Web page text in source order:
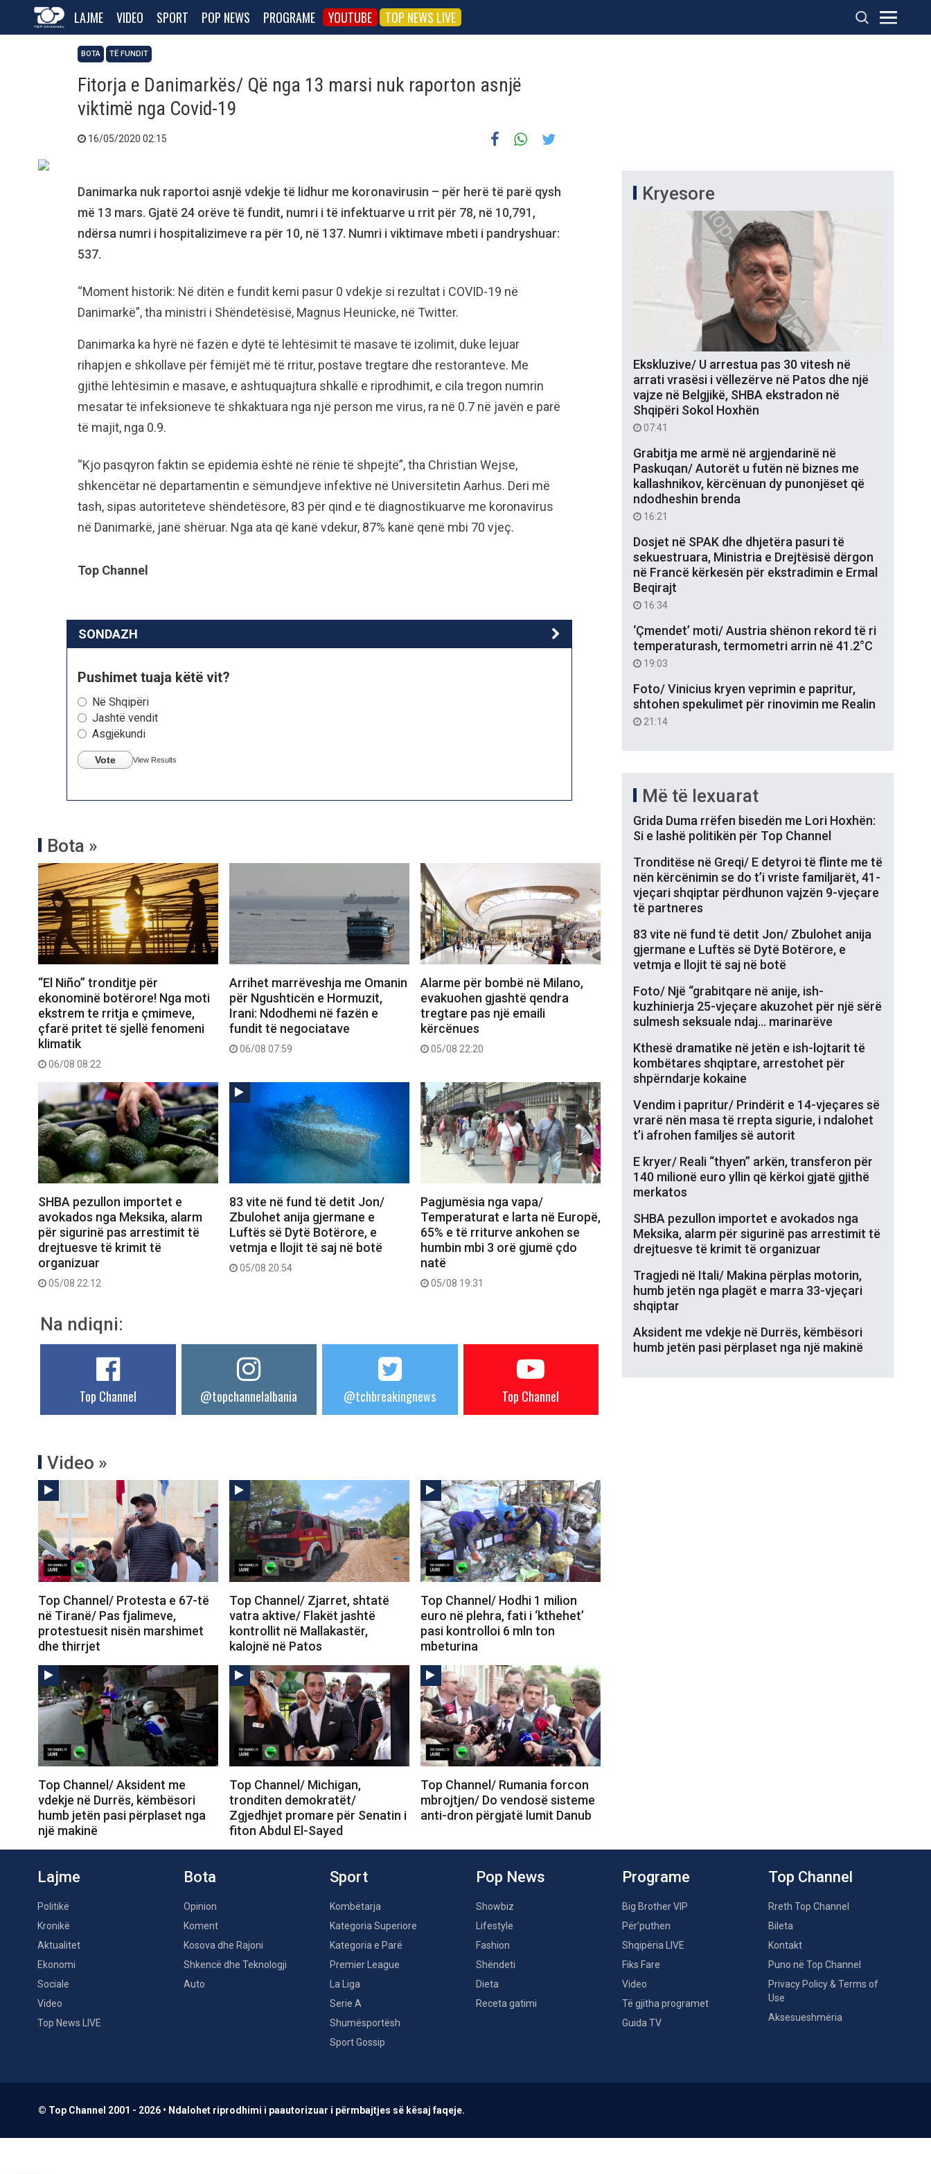
LAJME VIDEO SPORT POP NEWS PROGRAME YOUTUBE TOP NEWS LIVE
BOTA TË FUNDIT
Fitorja e Danimarkës/ Që nga 13 marsi nuk raporton asnjë
viktimë nga Covid-19
16/05/2020 02:15
Danimarka nuk raportoi asnjë vdekje të lidhur me koronavirusin – për herë të parë qysh
më 13 mars. Gjatë 24 orëve të fundit, numri i të infektuarve u rrit për 78, në 10,791,
ndërsa numri i hospitalizimeve ra për 10, në 137. Numri i viktimave mbeti i pandryshuar:
537.
“Moment historik: Në ditën e fundit kemi pasur 0 vdekje si rezultat i COVID-19 në
Danimarkë”, tha ministri i Shëndetësisë, Magnus Heunicke, në Twitter.
Danimarka ka hyrë në fazën e dytë të lehtësimit të masave të izolimit, duke lejuar
rihapjen e shkollave për fëmijët më të rritur, postave tregtare dhe restoranteve. Me
gjithë lehtësimin e masave, e ashtuquajtura shkallë e riprodhimit, e cila tregon numrin
mesatar të infeksioneve të shkaktuara nga një person me virus, ra në 0.7 në javën e parë
të majit, nga 0.9.
“Kjo pasqyron faktin se epidemia është në rënie të shpejtë”, tha Christian Wejse,
shkencëtar në departamentin e sëmundjeve infektive në Universitetin Aarhus. Deri më
tash, sipas autoriteteve shëndetësore, 83 për qind e të diagnostikuarve me koronavirus
në Danimarkë, janë shëruar. Nga ata që kanë vdekur, 87% kanë qenë mbi 70 vjeç.
Top Channel
SONDAZH
Pushimet tuaja këtë vit?
Në Shqipëri
Jashtë vendit
Asgjëkundi
Vote View Results
Bota »
“El Niño” tronditje për
ekonominë botërore! Nga moti
ekstrem te rritja e çmimeve,
çfarë pritet të sjellë fenomeni
klimatik
06/08 08:22
Arrihet marrëveshja me Omanin
për Ngushticën e Hormuzit,
Irani: Ndodhemi në fazën e
fundit të negociatave
06/08 07:59
Alarme për bombë në Milano,
evakuohen gjashtë qendra
tregtare pas një emaili
kërcënues
05/08 22:20
SHBA pezullon importet e
avokados nga Meksika, alarm
për sigurinë pas arrestimit të
drejtuesve të krimit të
organizuar
05/08 22:12
83 vite në fund të detit Jon/
Zbulohet anija gjermane e
Luftës së Dytë Botërore, e
vetmja e llojit të saj në botë
05/08 20:54
Pagjumësia nga vapa/
Temperaturat e larta në Europë,
65% e të rriturve ankohen se
humbin mbi 3 orë gjumë çdo
natë
05/08 19:31
Na ndiqni:
Top Channel @topchannelalbania @tchbreakingnews Top Channel
Video »
Top Channel/ Protesta e 67-të
në Tiranë/ Pas fjalimeve,
protestuesit nisën marshimet
dhe thirrjet
Top Channel/ Zjarret, shtatë
vatra aktive/ Flakët jashtë
kontrollit në Mallakastër,
kalojnë në Patos
Top Channel/ Hodhi 1 milion
euro në plehra, fati i ‘kthehet’
pasi kontrolloi 6 mln ton
mbeturina
Top Channel/ Aksident me
vdekje në Durrës, këmbësori
humb jetën pasi përplaset nga
një makinë
Top Channel/ Michigan,
tronditen demokratët/
Zgjedhjet promare për Senatin i
fiton Abdul El-Sayed
Top Channel/ Rumania forcon
mbrojtjen/ Do vendosë sisteme
anti-dron përgjatë lumit Danub
Kryesore
Ekskluzive/ U arrestua pas 30 vitesh në
arrati vrasësi i vëllezërve në Patos dhe një
vajze në Belgjikë, SHBA ekstradon në
Shqipëri Sokol Hoxhën
07:41
Grabitja me armë në argjendarinë në
Paskuqan/ Autorët u futën në biznes me
kallashnikov, kërcënuan dy punonjëset që
ndodheshin brenda
16:21
Dosjet në SPAK dhe dhjetëra pasuri të
sekuestruara, Ministria e Drejtësisë dërgon
në Francë kërkesën për ekstradimin e Ermal
Beqirajt
16:34
‘Çmendet’ moti/ Austria shënon rekord të ri
temperaturash, termometri arrin në 41.2°C
19:03
Foto/ Vinicius kryen veprimin e papritur,
shtohen spekulimet për rinovimin me Realin
21:14
Më të lexuarat
Grida Duma rrëfen bisedën me Lori Hoxhën:
Si e lashë politikën për Top Channel
Tronditëse në Greqi/ E detyroi të flinte me të
nën kërcënimin se do t’i vriste familjarët, 41-
vjeçari shqiptar përdhunon vajzën 9-vjeçare
të partneres
83 vite në fund të detit Jon/ Zbulohet anija
gjermane e Luftës së Dytë Botërore, e
vetmja e llojit të saj në botë
Foto/ Një “grabitqare në anije, ish-
kuzhinierja 25-vjeçare akuzohet për një sërë
sulmesh seksuale ndaj… marinarëve
Kthesë dramatike në jetën e ish-lojtarit të
kombëtares shqiptare, arrestohet për
shpërndarje kokaine
Vendim i papritur/ Prindërit e 14-vjeçares së
vrarë nën masa të rrepta sigurie, i ndalohet
t’i afrohen familjes së autorit
E kryer/ Reali “thyen” arkën, transferon për
140 milionë euro yllin që kërkoi gjatë gjithë
merkatos
SHBA pezullon importet e avokados nga
Meksika, alarm për sigurinë pas arrestimit të
drejtuesve të krimit të organizuar
Tragjedi në Itali/ Makina përplas motorin,
humb jetën nga plagët e marra 33-vjeçari
shqiptar
Aksident me vdekje në Durrës, këmbësori
humb jetën pasi përplaset nga një makinë
Lajme
Politikë
Kronikë
Aktualitet
Ekonomi
Sociale
Video
Top News LIVE
Bota
Opinion
Koment
Kosova dhe Rajoni
Shkencë dhe Teknologji
Auto
Sport
Kombëtarja
Kategoria Superiore
Kategoria e Parë
Premier League
La Liga
Serie A
Shumësportësh
Sport Gossip
Pop News
Showbiz
Lifestyle
Fashion
Shëndeti
Dieta
Receta gatimi
Programe
Big Brother VIP
Për’puthen
Shqipëria LIVE
Fiks Fare
Video
Të gjitha programet
Guida TV
Top Channel
Rreth Top Channel
Bileta
Kontakt
Puno në Top Channel
Privacy Policy & Terms of
Use
Aksesueshmëria
© Top Channel 2001 - 2026 • Ndalohet riprodhimi i paautorizuar i përmbajtjes së kësaj faqeje.